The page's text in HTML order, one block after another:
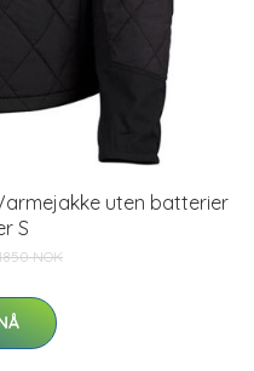
uten batterier
S
NOK